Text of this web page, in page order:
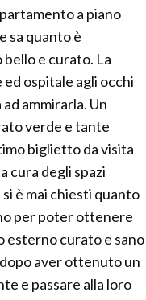
a piano
sa quanto è
e curato. La
ospitale agli occhi
ammirarla. Un
verde e tante
biglietto da visita
cura degli spazi
è mai chiesti quanto
per poter ottenere
esterno curato e sano
aver ottenuto un
e passare alla loro